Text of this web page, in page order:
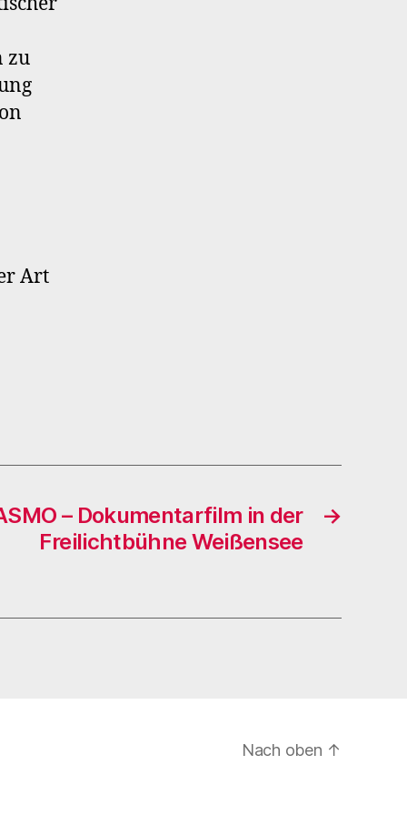
zu
Art
→
– Dokumentarfilm in der
Freilichtbühne Weißensee
Nach oben ↑